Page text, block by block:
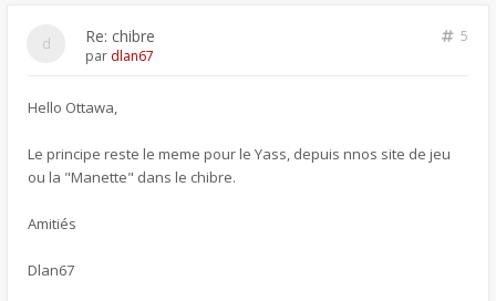
Re: chibre
5
par dlan67
Hello Ottawa,
Le principe reste le meme pour le Yass, depuis nnos site de jeu
ou la "Manette" dans le chibre.
Amitiés
Dlan67